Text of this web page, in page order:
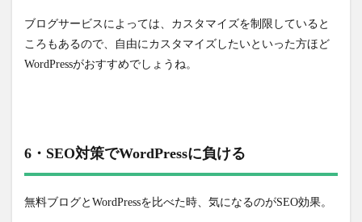
ブログサービスによっては、カスタマイズを制限していると
ころもあるので、自由にカスタマイズしたいといった方ほど
WordPressがおすすめでしょうね。
6・SEO対策でWordPressに負ける
無料ブログとWordPressを比べた時、気になるのがSEO効果。